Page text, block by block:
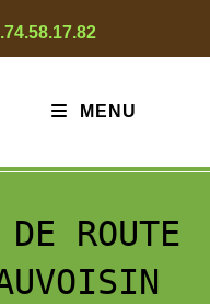
MENU
ROUTE